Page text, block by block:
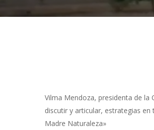
Vilma Mendoza, presidenta de la
discutir y articular, estrategias
Madre Naturaleza»